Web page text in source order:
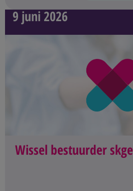
9 juni 2026
Wissel bestuurder skge